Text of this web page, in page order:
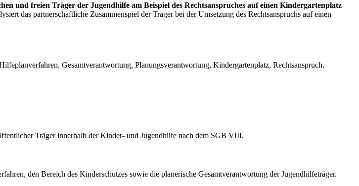
und freien Träger der Jugendhilfe am Beispiel des Rechtsanspruches auf einen Kindergartenplatz
das partnerschaftliche Zusammenspiel der Träger bei der Umsetzung des Rechtsanspruchs auf einen
Gesamtverantwortung, Planungsverantwortung, Kindergartenplatz, Rechtsanspruch,
Träger innerhalb der Kinder- und Jugendhilfe nach dem SGB VIII.
den Bereich des Kinderschutzes sowie die planerische Gesamtverantwortung der Jugendhilfeträger.